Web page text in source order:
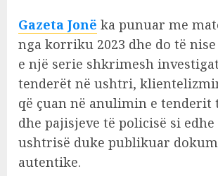
Gazeta Jonë ka punuar me
nga korriku 2023 dhe do të
e një serie shkrimesh
tenderët në ushtri,
që çuan në anulimin e tenderit
dhe pajisjeve të policisë si
ushtrisë duke publikuar
autentike.